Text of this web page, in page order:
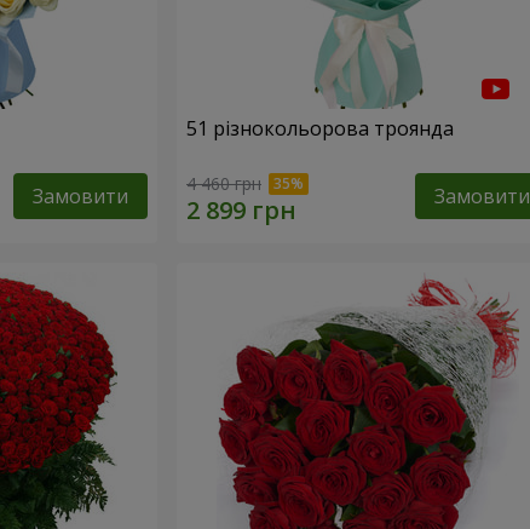
Замовити
51 різнокольорова троянда
4 460 грн Замовити